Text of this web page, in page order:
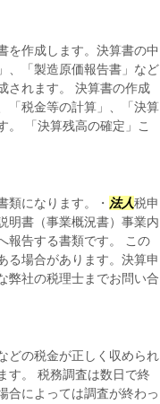
を作成します。決算書の中
、「製造原価報告書」など
されます。 決算書の作成
「税金等の計算」、「決算
。 「決算残高の確定」こ
類になります。・ 法人税申
明書（事業概況書）事業内
報告する書類です。 この
る場合があります。決算申
弊社の税理士までお問い合
どの税金が正しく収められ
す。 税務調査は数日で終
合によっては調査が終わっ